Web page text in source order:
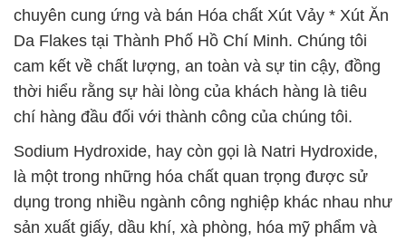
chuyên cung ứng và bán Hóa chất Xút Vảy * Xút Ăn
Da Flakes tại Thành Phố Hồ Chí Minh. Chúng tôi
cam kết về chất lượng, an toàn và sự tin cậy, đồng
thời hiểu rằng sự hài lòng của khách hàng là tiêu
chí hàng đầu đối với thành công của chúng tôi.
Sodium Hydroxide, hay còn gọi là Natri Hydroxide,
là một trong những hóa chất quan trọng được sử
dụng trong nhiều ngành công nghiệp khác nhau như
sản xuất giấy, dầu khí, xà phòng, hóa mỹ phẩm và